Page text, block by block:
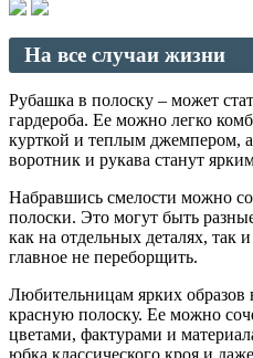
На все случаи жизни
Рубашка в полоску – может
гардероба. Ее можно легко
курткой и теплым джемпером,
воротник и рукава станут
Набравшись смелости можно
полоски. Это могут быть
как на отдельных деталях, так
главное не переборщить.
Любительницам ярких образов
красную полоску. Ее можно
цветами, фактурами и